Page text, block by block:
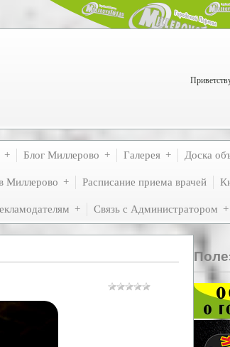
Блог Миллерово Галерея Доска
Миллерово Расписание приема врачей
Связь с Администратором